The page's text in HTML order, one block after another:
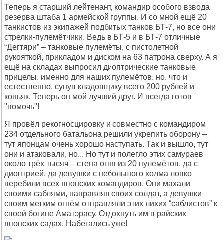
Теперь я старший лейтенант, командир особого взвода
резерва штаба 1 армейской группы. И со мной ещё 20
танкистов из экипажей подбитых танков БТ-7, но все они
стрелки-пулемётчики. Ведь в БТ-5 и в БТ-7 отличные
“Дегтяри” – танковые пулемёты, с пистолетной
рукояткой, прикладом и диском на 63 патрона сверху. А я
ещё на складах выпросил диоптрические танковые
прицелы, именно для наших пулемётов, но, что и
естественно, сунув кладовщику всего 200 рублей и
коньяк. Теперь он мой лучший друг. И всегда готов
"помочь"!
Я провёл рекогносцировку и совместно с командиром
234 отдельного батальона решили укрепить оборону –
тут японцам очень хорошо наступать. Так и вышло, тут
они и атаковали, но... Но тут и полегло этих самураев
около трёх тысяч – стена огня из 20 пулемётов, да с
диоптрией, да девушки с небольшого холма ловко
перебили всех японских командиров. Они махали
своими саблями, направляя своих солдат, а девушки
своим метким огнём отправляли этих лихих “саблистов” к
своей богине Аматэрасу. Отдохнуть им в райских
японских садах. Набегались уже!